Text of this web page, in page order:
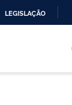
LEGISLAÇÃO